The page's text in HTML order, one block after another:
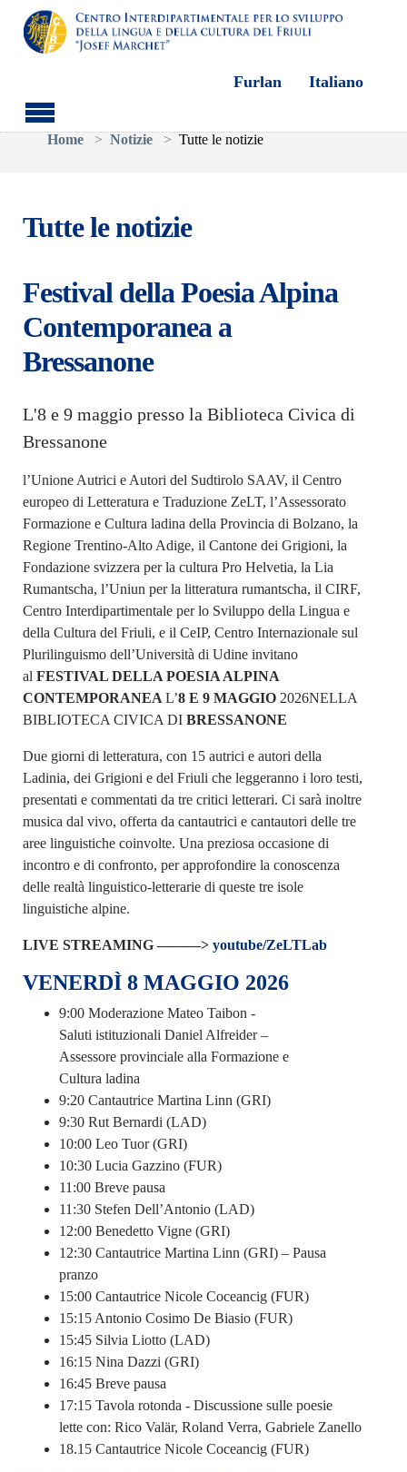
Skip to main content
Furlan Italiano
You are here:
Home
Notizie Tutte le notizie
Tutte le notizie
Festival della Poesia Alpina
Contemporanea a
Bressanone
L'8 e 9 maggio presso la Biblioteca Civica di
Bressanone
l’Unione Autrici e Autori del Sudtirolo SAAV, il Centro
europeo di Letteratura e Traduzione ZeLT, l’Assessorato
Formazione e Cultura ladina della Provincia di Bolzano, la
Regione Trentino-Alto Adige, il Cantone dei Grigioni, la
Fondazione svizzera per la cultura Pro Helvetia, la Lia
Rumantscha, l’Uniun per la litteratura rumantscha, il CIRF,
Centro Interdipartimentale per lo Sviluppo della Lingua e
della Cultura del Friuli, e il CeIP, Centro Internazionale sul
Plurilinguismo dell’Università di Udine invitano
al FESTIVAL DELLA POESIA ALPINA
CONTEMPORANEA L’8 E 9 MAGGIO 2026NELLA
BIBLIOTECA CIVICA DIBRESSANONE
Due giorni di letteratura, con 15 autrici e autori della
Ladinia, dei Grigioni e del Friuli che leggeranno i loro testi,
presentati e commentati da tre critici letterari. Ci sarà inoltre
musica dal vivo, offerta da cantautrici e cantautori delle tre
aree linguistiche coinvolte. Una preziosa occasione di
incontro e di confronto, per approfondire la conoscenza
delle realtà linguistico-letterarie di queste tre isole
linguistiche alpine.
LIVE STREAMING ———> youtube/ZeLTLab
VENERDÌ 8 MAGGIO 2026
9:00 Moderazione Mateo Taibon -
Saluti istituzionali Daniel Alfreider –
Assessore provinciale alla Formazione e
Cultura ladina
9:20 Cantautrice Martina Linn (GRI)
9:30 Rut Bernardi (LAD)
10:00 Leo Tuor (GRI)
10:30 Lucia Gazzino (FUR)
11:00 Breve pausa
11:30 Stefen Dell’Antonio (LAD)
12:00 Benedetto Vigne (GRI)
12:30 Cantautrice Martina Linn (GRI) – Pausa
pranzo
15:00 Cantautrice Nicole Coceancig (FUR)
15:15 Antonio Cosimo De Biasio (FUR)
15:45 Silvia Liotto (LAD)
16:15 Nina Dazzi (GRI)
16:45 Breve pausa
17:15 Tavola rotonda - Discussione sulle poesie
lette con: Rico Valär, Roland Verra, Gabriele Zanello
18.15 Cantautrice Nicole Coceancig (FUR)